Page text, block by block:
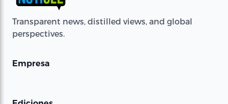
Transparent news, distilled views, and global
perspectives.
Empresa